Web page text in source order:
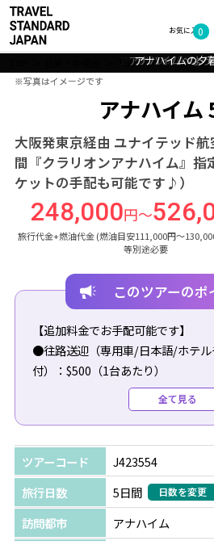
お気に入り
0
アメリカ アナハイ
アナハイム
大阪発東京経由 ユナイテッド
間『クラリオンアナハイム』指
ケットの手配も可能です♪）
248,000円～
旅行代金+燃油代金 (燃油目安111,000円～
等別途必要
アナハイムの街 イ
カリフォルニア
アナハイムへよ
アナハイムの夕
アナハイムの街 イ
※写真はイメージです
※写真はイメージです
このツアーのポ
【追加料金でお手配可能です】
●往路送迎（専用車/日本語/ホテル
付）：$500（1台あたり）
●復路送迎（専用車/日本語/空港チ
付）：$490（1台あたり）
＼今だけの特典！／
ディズニーランド・リゾート テー
購入の方へ
パーク内やキャラクターダイニン
フトカードをプレゼント！
全て見る
ツアーコード
J423554
旅行日数
5日間 日数を変更
訪問都市
アナハイム